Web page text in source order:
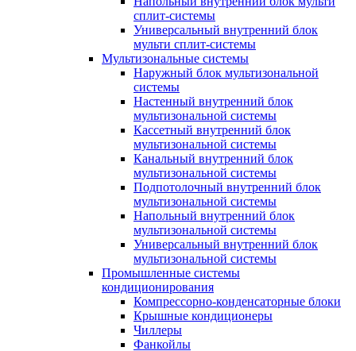
сплит-системы
Универсальный внутренний блок
мульти сплит-системы
Мультизональные системы
Наружный блок мультизональной
системы
Настенный внутренний блок
мультизональной системы
Кассетный внутренний блок
мультизональной системы
Канальный внутренний блок
мультизональной системы
Подпотолочный внутренний блок
мультизональной системы
Напольный внутренний блок
мультизональной системы
Универсальный внутренний блок
мультизональной системы
Промышленные системы
кондиционирования
Компрессорно-конденсаторные блоки
Крышные кондиционеры
Чиллеры
Фанкойлы